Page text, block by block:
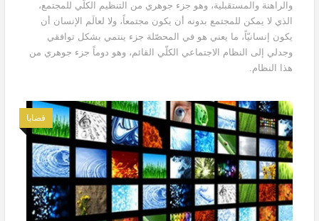
والراهنة والمستقبلية، وهو جزء جوهري من التنظيم الكلّي للمجتمع،
الذي لا يمكن للمجتمع بدونه أن يكون مجتمعاً، ولا لعالَم الإنسان أن
يكون إنسانيّاً، ما يعني هو في المحصّلة جزء ينتمي بشكل توافقي
وجدلي إلى النظام الاجتماعي الكلّي القائم، وهو دوماً جزء جوهري من
هذا النظام.
قضايا